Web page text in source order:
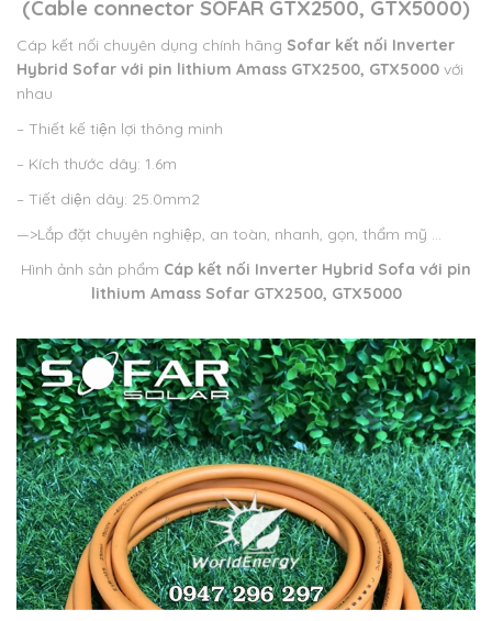
(Cable connector SOFAR GTX2500, GTX5000)
Cáp kết nối chuyên dụng chính hãng Sofar kết nối Inverter
Hybrid Sofar với pin lithium Amass GTX2500, GTX5000 với
nhau
– Thiết kế tiện lợi thông minh
– Kích thước dây: 1.6m
– Tiết diện dây: 25.0mm2
—>Lắp đặt chuyên nghiệp, an toàn, nhanh, gọn, thẩm mỹ …
Hình ảnh sản phẩm Cáp kết nối Inverter Hybrid Sofa với pin
lithium Amass Sofar GTX2500, GTX5000